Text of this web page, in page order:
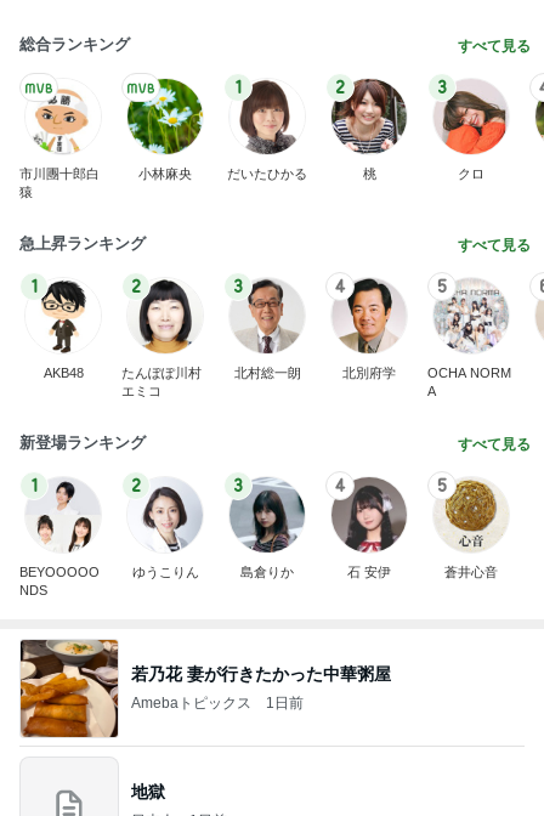
総合ランキング すべて見る
市川團十郎白
猿
小林麻央
1
だいたひかる
2
桃
3
クロ
急上昇ランキング すべて見る
1
AKB48
2
たんぽぽ川村
エミコ
3
北村総一朗
4
北別府学
5
OCHA NORM
A
新登場ランキング すべて見る
1
BEYOOOOO
NDS
2
ゆうこりん
3
島倉りか
4
石 安伊
5
蒼井心音
若乃花 妻が行きたかった中華粥屋
Amebaトピックス 1日前
地獄